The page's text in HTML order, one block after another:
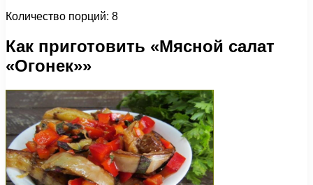
Количество порций: 8
Как приготовить «Мясной салат
«Огонек»»